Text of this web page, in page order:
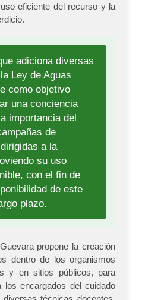
eficiente del recurso y la
adiciona diversas
Ley de Aguas
como objetivo
una conciencia
importancia del
de
a la
su uso
con el fin de
de este
plazo.
propone la creación
dentro de los organismos
y en sitios públicos, para
encargados del cuidado